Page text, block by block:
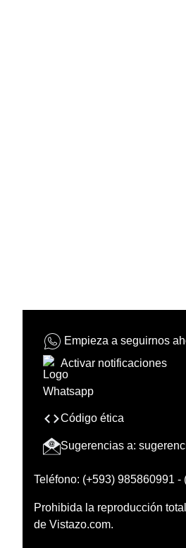
Empieza a seguirnos
Activar notificaciones
Código ética
Sugerencias a:
Teléfono: (+593) 985860991
Prohibida la reproducción
de Vistazo.com.